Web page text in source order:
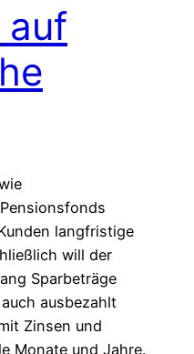
auf
langfristige
will der
Sparbeträge
ausbezahlt
Zinsen und
Monate und Jahre.